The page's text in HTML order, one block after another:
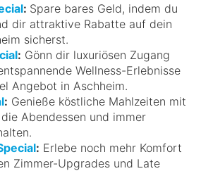
: Spare bares Geld, indem du
dir attraktive Rabatte auf dein
sicherst.
: Gönn dir luxuriösen Zugang
Wellness-Erlebnisse
Angebot in Aschheim.
: Genieße köstliche Mahlzeiten mit
Abendessen und immer
: Erlebe noch mehr Komfort
Zimmer-Upgrades und Late